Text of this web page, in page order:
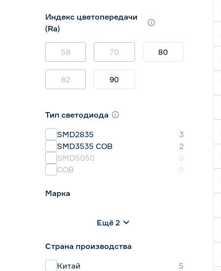
5 7
Индекс цветопередачи
(Ra)
58 70 80
82 90
Тип светодиода
SMD2835
3
SMD3535 СОВ
2
SMD5050
0
СОВ
0
Марка
Navigator
Ещё 2
Страна производства
Китай
5